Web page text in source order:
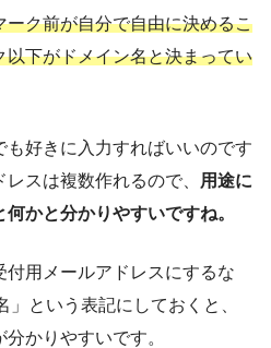
ク前が自分で自由に決めるこ
下がドメイン名と決まってい
も好きに入力すればいいのです
スは複数作れるので、
用途に
かと分かりやすいですね。
用メールアドレスにするな
」という表記にしておくと、
かりやすいです。